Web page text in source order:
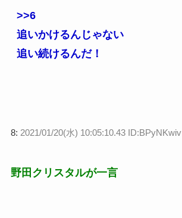
>>6
追いかけるんじゃない
追い続けるんだ！
8: 2021/01/20(水) 10:05:10.43 ID:BPyNKwiv
野田クリスタルが一言